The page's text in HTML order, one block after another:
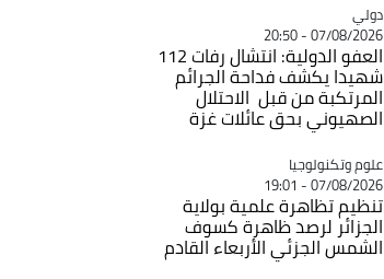
Catégorie
دولي
07/08/2026 - 20:50
العفو الدولية: انتشال رفات 112
شهيدا يكشف فداحة الجرائم
المرتكبة من قبل الاحتلال
الصهيوني بحق عائلات غزة
Catégorie
علوم وتكنولوجيا
07/08/2026 - 19:01
تنظيم تظاهرة علمية بولاية
الجزائر لرصد ظاهرة كسوف
الشمس الجزئي الأربعاء القادم